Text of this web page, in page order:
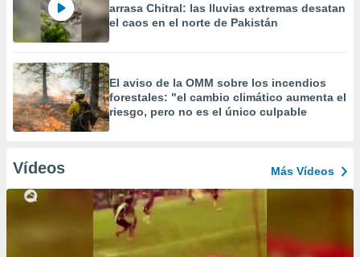
arrasa Chitral: las lluvias extremas desatan
el caos en el norte de Pakistán
El aviso de la OMM sobre los incendios
forestales: "el cambio climático aumenta el
riesgo, pero no es el único culpable
Vídeos Más Vídeos